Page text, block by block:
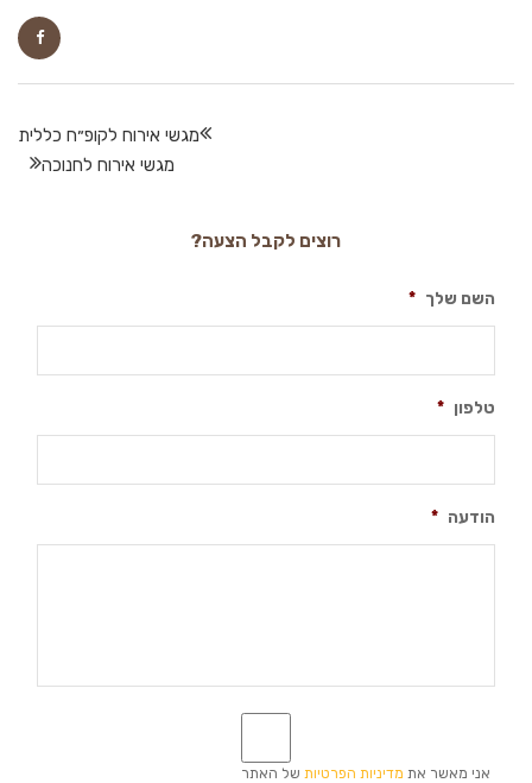
מגשי אירוח לקופ״ח כללית
מגשי אירוח לחנוכה
רוצים לקבל הצעה?
השם שלך *
טלפון *
הודעה *
אני מאשר את מדיניות הפרטיות של האתר